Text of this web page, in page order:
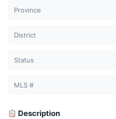
Province
District
Status
MLS #
Description